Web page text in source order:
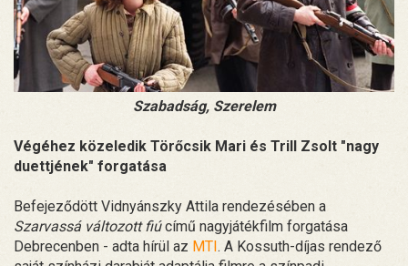
Szabadság, Szerelem
Végéhez közeledik Törőcsik Mari és Trill Zsolt "nagy
duettjének" forgatása
Befejeződött Vidnyánszky Attila rendezésében a
Szarvassá változott fiúcímű nagyjátékfilm forgatása
Debrecenben - adta hírül az MTI. A Kossuth-díjas rendező